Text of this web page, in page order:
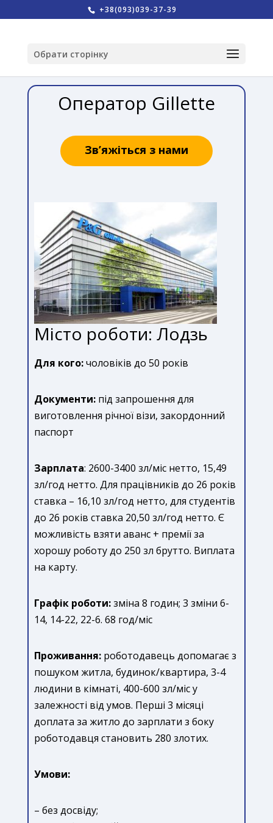
+38(093)039-37-39
Обрати сторінку
Оператор Gillette
Зв’яжіться з нами
Місто роботи: Лодзь
Для кого:чоловіків до 50 років
Документи: під запрошення для
виготовлення річної візи, закордонний
паспорт
Зарплата: 2600-3400 зл/міс нетто, 15,49
зл/год нетто. Для працівників до 26 років
ставка – 16,10 зл/год нетто, для студентів
до 26 років ставка 20,50 зл/год нетто. Є
можливість взяти аванс + премії за
хорошу роботу до 250 зл брутто. Виплата
на карту.
Графік роботи:зміна 8 годин; 3 зміни 6-
14, 14-22, 22-6. 68 год/міс
Проживання: роботодавець допомагає з
пошуком житла, будинок/квартира, 3-4
людини в кімнаті, 400-600 зл/міс у
залежності від умов. Перші 3 місяці
доплата за житло до зарплати з боку
роботодавця становить 280 злотих.
Умови:
– без досвіду;